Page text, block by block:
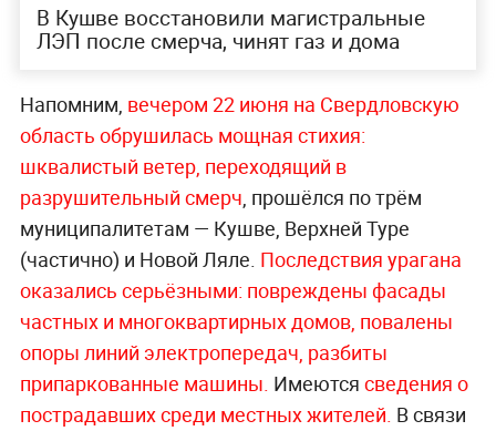
В Кушве восстановили магистральные
ЛЭП после смерча, чинят газ и дома
Напомним, вечером 22 июня на Свердловскую
область обрушилась мощная стихия:
шквалистый ветер, переходящий в
разрушительный смерч, прошёлся по трём
муниципалитетам — Кушве, Верхней Туре
(частично) и Новой Ляле. Последствия урагана
оказались серьёзными: повреждены фасады
частных и многоквартирных домов, повалены
опоры линий электропередач, разбиты
припаркованные машины. Имеются сведения о
пострадавших среди местных жителей. В связи